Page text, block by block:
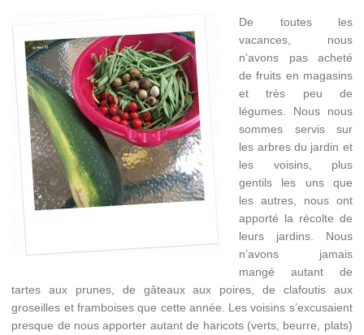
De toutes les
vacances, nous
n’avons pas acheté
de fruits en magasins
et très peu de
légumes. Nous nous
sommes servis sur
les arbres du jardin et
les voisins, plus
gentils les uns que
les autres, nous ont
apporté la récolte de
leurs jardins. Nous
n’avons jamais
mangé autant de
tartes aux prunes, de gâteaux aux poires, de clafoutis aux
groseilles et framboises que cette année. Les voisins s’excusaient
presque de nous apporter autant de haricots (verts, beurre, plats)